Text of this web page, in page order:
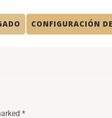
CONFIGURACIÓN
*